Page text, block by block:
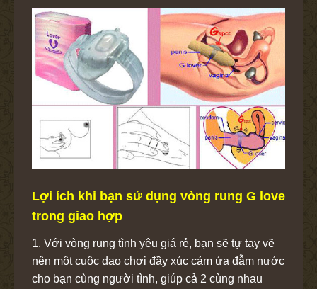
Lợi ích khi bạn sử dụng vòng rung G love
trong giao hợp
1. Với vòng rung tình yêu giá rẻ, bạn sẽ tự tay vẽ
nên một cuộc dạo chơi đầy xúc cảm ứa đẫm nước
cho bạn cùng người tình, giúp cả 2 cùng nhau